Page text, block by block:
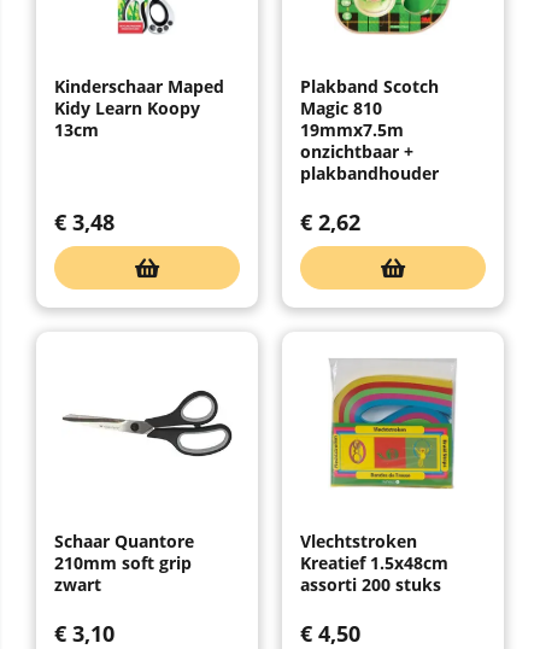
Kinderschaar Maped
Kidy Learn Koopy
13cm
€ 3,48
Plakband Scotch
Magic 810
19mmx7.5m
onzichtbaar +
plakbandhouder
€ 2,62
Schaar Quantore
210mm soft grip
zwart
€ 3,10
Vlechtstroken
Kreatief 1.5x48cm
assorti 200 stuks
€ 4,50